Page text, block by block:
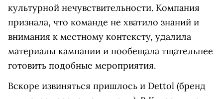
культурной нечувствительности. Компания
признала, что команде не хватило знаний и
внимания к местному контексту, удалила
материалы кампании и пообещала тщательнее
готовить подобные мероприятия.
Вскоре извиняться пришлось и Dettol (бренд